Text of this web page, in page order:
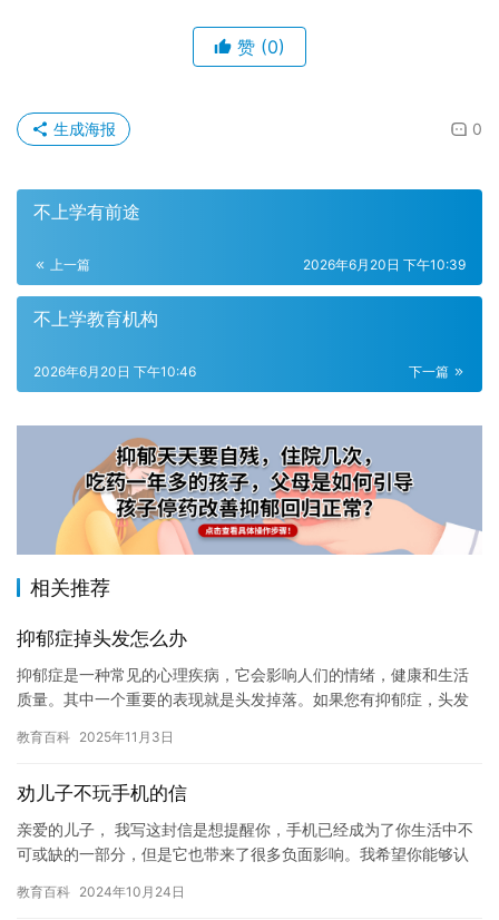
赞 (0)
0
生成海报
不上学有前途
上一篇 2026年6月20日 下午10:39
不上学教育机构
下一篇
2026年6月20日 下午10:46
相关推荐
抑郁症掉头发怎么办
抑郁症是一种常见的心理疾病，它会影响人们的情绪，健康和生活
质量。其中一个重要的表现就是头发掉落。如果您有抑郁症，头发
理抑郁…
教育百科 2025年11月3日
劝儿子不玩手机的信
亲爱的儿子， 我写这封信是想提醒你，手机已经成为了你生活中不
可或缺的一部分，但是它也带来了很多负面影响。我希望你能够认
和…
教育百科 2024年10月24日